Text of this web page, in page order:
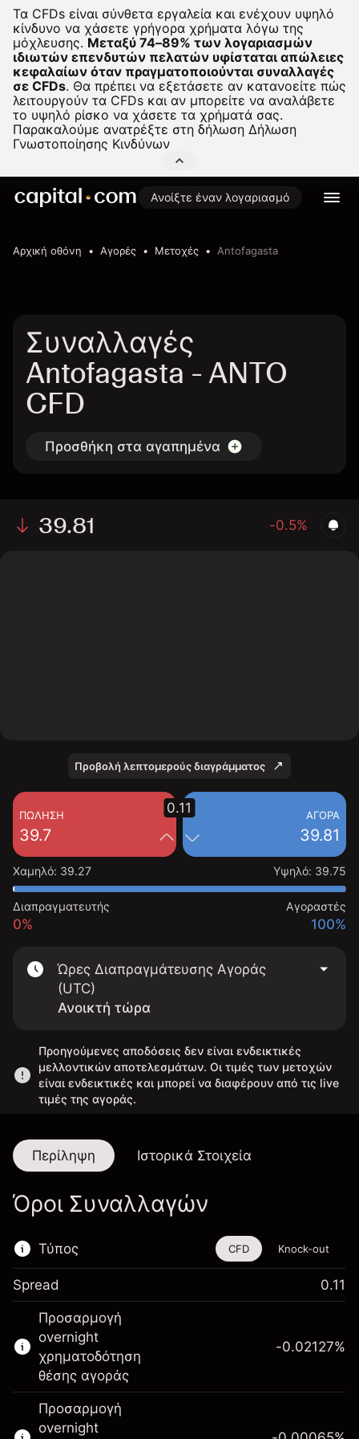
Τα CFDs είναι σύνθετα εργαλεία και ενέχουν υψηλό
κίνδυνο να χάσετε γρήγορα χρήματα λόγω της
μόχλευσης. Μεταξύ 74–89% των λογαριασμών
ιδιωτών επενδυτών πελατών υφίσταται απώλειες
κεφαλαίων όταν πραγματοποιούνται συναλλαγές
σε CFDs. Θα πρέπει να εξετάσετε αν κατανοείτε πώς
λειτουργούν τα CFDs και αν μπορείτε να αναλάβετε
το υψηλό ρίσκο να χάσετε τα χρήματά σας.
Παρακαλούμε ανατρέξτε στη δήλωση Δήλωση
Γνωστοποίησης Κινδύνων
Ανοίξτε έναν λογαριασμό
Αρχική οθόνη Αγορές Μετοχές Antofagasta
Συναλλαγές
Antofagasta - ANTO
CFD
Προσθήκη στα αγαπημένα
39.81 -0.5%
Προβολή λεπτομερούς διαγράμματος
ΠΏΛΗΣΗ
39.7
ΑΓΟΡΆ
39.81
0.11
Χαμηλό: 39.27 Υψηλό: 39.75
Διαπραγματευτής
0%
Αγοραστές
100%
Ώρες Διαπραγμάτευσης Αγοράς
(UTC)
Ανοικτή τώρα
Προηγούμενες αποδόσεις δεν είναι ενδεικτικές
μελλοντικών αποτελεσμάτων. Οι τιμές των μετοχών
είναι ενδεικτικές και μπορεί να διαφέρουν από τις live
τιμές της αγοράς.
Περίληψη Ιστορικά Στοιχεία
Όροι Συναλλαγών
Τύπος
Αυτό το χρηματοοικονομικό εργαλείο είναι
διαθέσιμο για διαπραγμάτευση μέσω CFDs
και Knock-outs.
Μάθετε περισσότερα σχετικά με:
CFDs
Knock-outs
CFD Knock-out
Spread 0.11
Προσαρμογή
overnight
χρηματοδότηση
θέσης αγοράς
-0.02127%
Προσαρμογή
overnight